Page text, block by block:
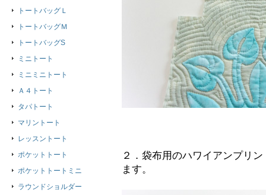
２．袋布用のハワイアンプリ
ます。
トートバッグＬ
トートバッグＭ
トートバッグS
ミニトート
ミニミニトート
Ａ４トート
タパトート
マリントート
レッスントート
ポケットトート
ポケットトートミニ
ラウンドショルダー